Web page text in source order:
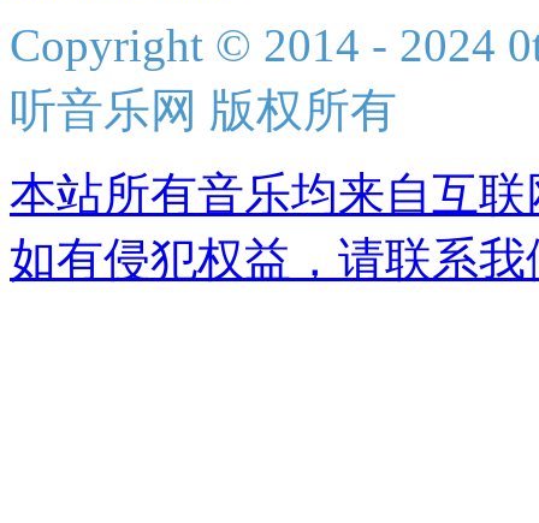
Copyright © 2014 - 2024
听音乐网 版权所有
本站所有音乐均来自互
如有侵犯权益，请联系